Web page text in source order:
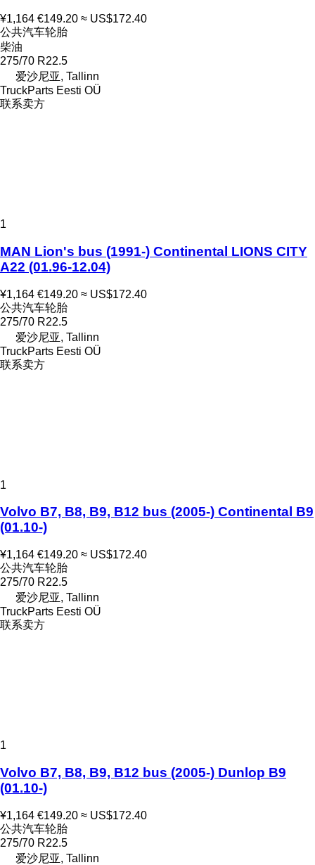
¥1,164 €149.20 ≈ US$172.40
公共汽车轮胎
柴油
275/70 R22.5
爱沙尼亚, Tallinn
TruckParts Eesti OÜ
联系卖方
1
MAN Lion's bus (1991-) Continental LIONS CITY
A22 (01.96-12.04)
¥1,164 €149.20 ≈ US$172.40
公共汽车轮胎
275/70 R22.5
爱沙尼亚, Tallinn
TruckParts Eesti OÜ
联系卖方
1
Volvo B7, B8, B9, B12 bus (2005-) Continental B9
(01.10-)
¥1,164 €149.20 ≈ US$172.40
公共汽车轮胎
275/70 R22.5
爱沙尼亚, Tallinn
TruckParts Eesti OÜ
联系卖方
1
Volvo B7, B8, B9, B12 bus (2005-) Dunlop B9
(01.10-)
¥1,164 €149.20 ≈ US$172.40
公共汽车轮胎
275/70 R22.5
爱沙尼亚, Tallinn